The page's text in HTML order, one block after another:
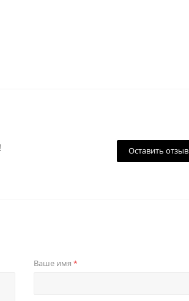
Оставить отзыв
Ваше имя *